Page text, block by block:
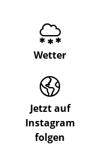
Wetter
Jetzt auf
Instagram
folgen